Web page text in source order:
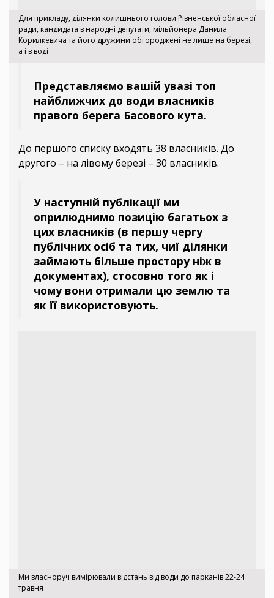
Для прикладу, ділянки колишнього голови Рівненської обласної
ради, кандидата в народні депутати, мільйонера Данила
Корилкевича та його дружини обгороджені не лише на березі,
а і в воді
Представляємо вашій увазі топ
найближчих до води власників
правого берега Басового кута.
До першого списку входять 38 власників. До
другого – на лівому березі – 30 власників.
У наступній публікації ми
оприлюднимо позицію багатьох з
цих власників (в першу чергу
публічних осіб та тих, чиї ділянки
займають більше простору ніж в
документах), стосовно того як і
чому вони отримали цю землю та
як її використовують.
Ми власноруч вимірювали відстань від води до парканів 22-24
травня